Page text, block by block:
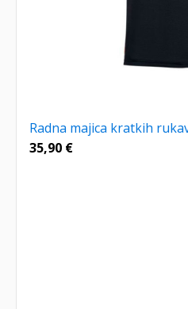
Radna majica kratkih
35,90 €